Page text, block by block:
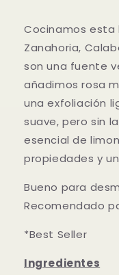
Cocinamos esta
Zanahoria,
son una fuente
añadimos rosa
una exfoliación
suave, pero sin
esencial de
propiedades y
Bueno para
Recomendado
*Best Seller
Ingredientes